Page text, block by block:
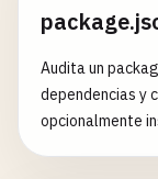
Audita un
dependencias y
opcionalmente